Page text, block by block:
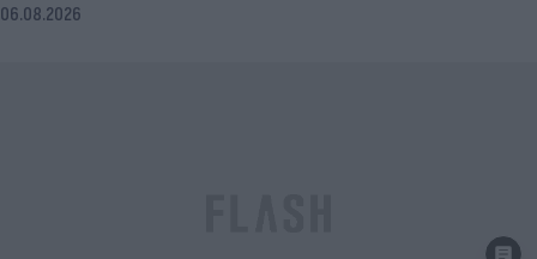
06.08.2026